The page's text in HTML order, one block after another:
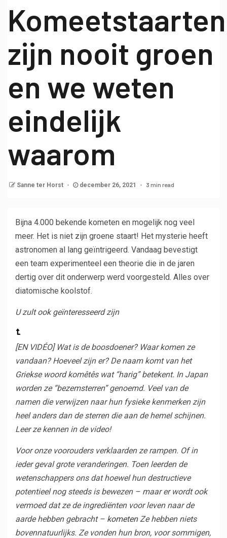
Komeetstaarten
zijn nooit groen
en we weten
eindelijk
waarom
Sanne ter Horst december 26, 2021 3 min read
Bijna 4.000 bekende kometen en mogelijk nog veel
meer. Het is niet zijn groene staart! Het mysterie heeft
astronomen al lang geïntrigeerd. Vandaag bevestigt
een team experimenteel een theorie die in de jaren
dertig over dit onderwerp werd voorgesteld. Alles over
diatomische koolstof.
U zult ook geïnteresseerd zijn
[EN VIDÉO] Wat is de boosdoener? Waar komen ze
vandaan? Hoeveel zijn er? De naam komt van het
Griekse woord komêtês wat “harig” betekent. In Japan
worden ze “bezemsterren” genoemd. Veel van de
namen die verwijzen naar hun fysieke kenmerken zijn
heel anders dan de sterren die aan de hemel schijnen.
Leer ze kennen in de video!
Voor onze voorouders verklaarden ze rampen. Of in
ieder geval grote veranderingen. Toen leerden de
wetenschappers ons dat hoewel hun destructieve
potentieel nog steeds is bewezen – maar er wordt ook
vermoed dat ze de ingrediënten voor leven naar de
aarde hebben gebracht – kometenZe hebben niets
bovennatuurlijks. Ze vonden hun bron, voor sommigen,